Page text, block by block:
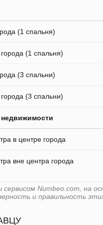
(1 спальня)
(1 спальня)
(3 спальни)
(3 спальни)
в центре города
вне центра города
Numbeo.com, на
и правильность